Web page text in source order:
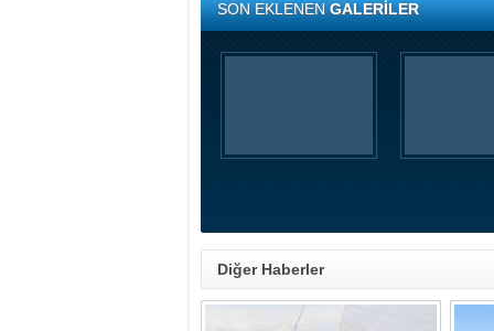
SON EKLENENGALERİLER
Diğer Haberler